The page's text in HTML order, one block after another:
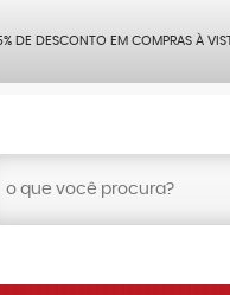
DE DESCONTO EM COMPRAS À